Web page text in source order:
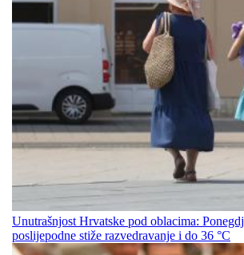
Unutrašnjost Hrvatske pod oblacima:
poslijepodne stiže razvedravanje i do 36 °C